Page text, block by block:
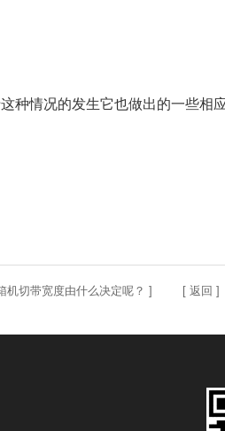
种情况的发生它也做出的一些相
机切带宽度由什么决定呢？ ] [ 返回 ]